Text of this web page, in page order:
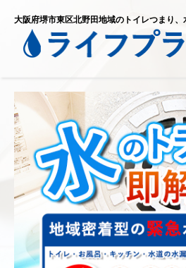
大阪府堺市東区北野田地域のトイレつまり